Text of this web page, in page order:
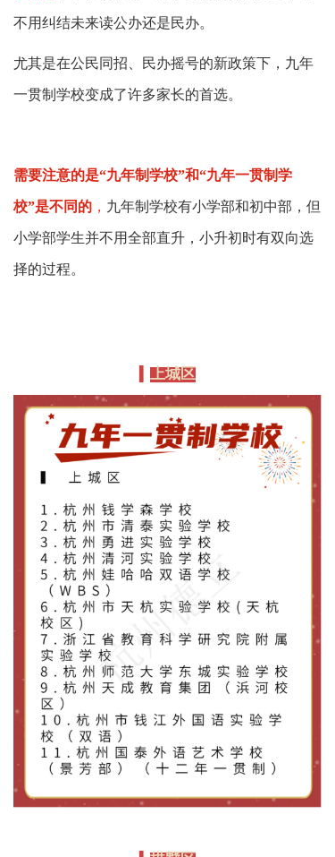
不用纠结未来读公办还是民办。
尤其是在公民同招、民办摇号的新政策下，九年
一贯制学校变成了许多家长的首选。
需要注意的是“九年制学校”和“九年一贯制学
校”是不同的 ， 九年制学校有小学部和初中部，但
小学部学生并不用全部直升，小升初时有双向选
择的过程。
上城区